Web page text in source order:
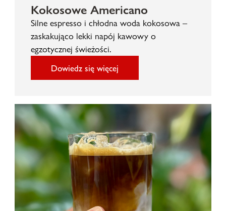
Kokosowe Americano
Silne espresso i chłodna woda kokosowa –
zaskakująco lekki napój kawowy o
egzotycznej świeżości.
Dowiedz się więcej